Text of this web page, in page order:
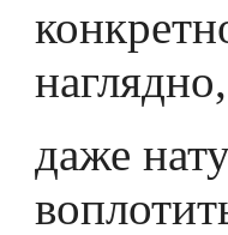
наглядно,
даже